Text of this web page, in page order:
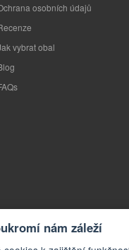
osobních údajů
vybrat obal
nám záleží